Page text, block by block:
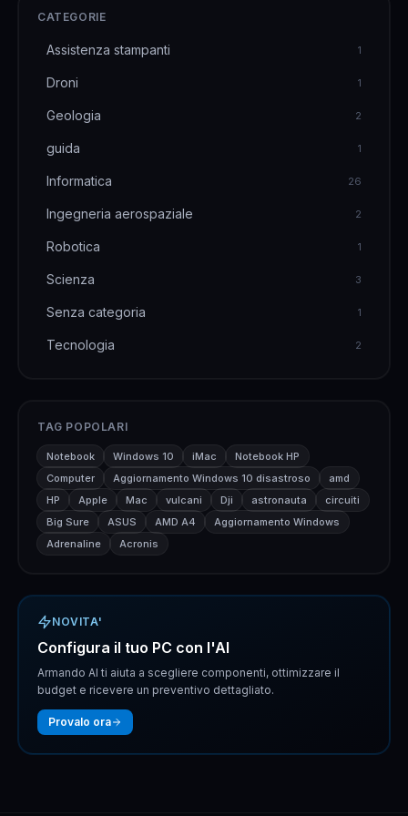
CATEGORIE
Assistenza stampanti 1
Droni 1
Geologia 2
guida 1
Informatica 26
Ingegneria aerospaziale 2
Robotica 1
Scienza 3
Senza categoria 1
Tecnologia 2
TAG POPOLARI
Notebook Windows 10 iMac
Notebook HP
Computer
Aggiornamento Windows 10 disastroso
amd
HP
Apple Mac vulcani Dji astronauta
circuiti
Big Sure
ASUS AMD A4
Aggiornamento Windows
Adrenaline
Acronis
NOVITA'
Configura il tuo PC con l'AI
Armando AI ti aiuta a scegliere componenti, ottimizzare il
budget e ricevere un preventivo dettagliato.
Provalo ora